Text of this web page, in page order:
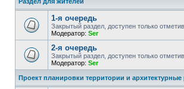
1-я очередь
Закрытый раздел, доступен только
Модератор: Ser
2-я очередь
Закрытый раздел, доступен только
Модератор: Ser
Проект планировки территории и